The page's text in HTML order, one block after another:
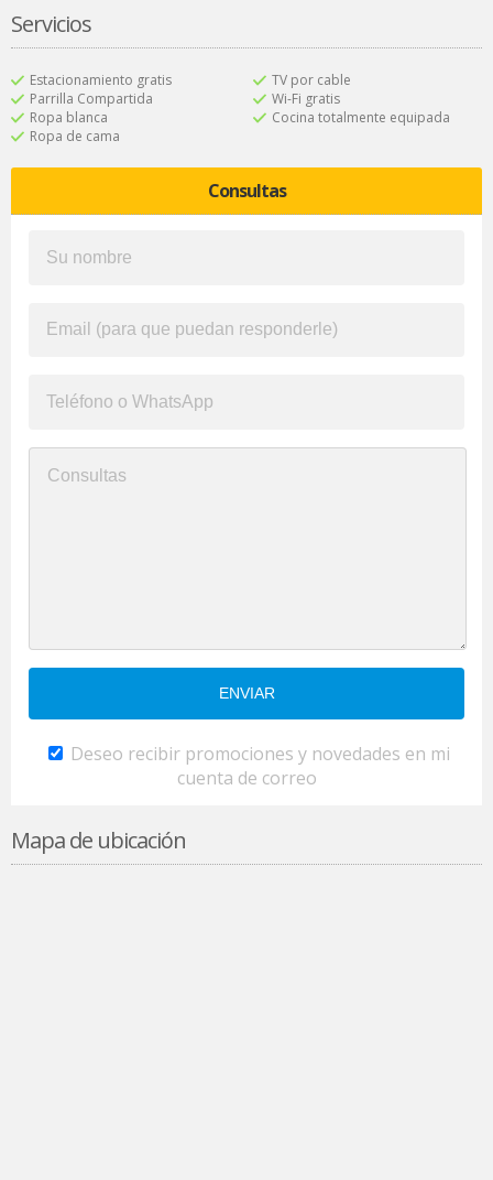
Servicios
Estacionamiento gratis
Parrilla Compartida
Ropa blanca
Ropa de cama
TV por cable
Wi-Fi gratis
Cocina totalmente equipada
Consultas
Deseo recibir promociones y novedades en mi
cuenta de correo
Mapa de ubicación